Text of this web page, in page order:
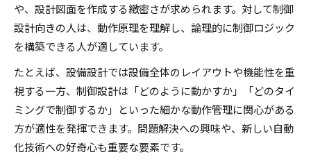
や、設計図面を作成する緻密さが求められます。対して制御
設計向きの人は、動作原理を理解し、論理的に制御ロジック
を構築できる人が適しています。
たとえば、設備設計では設備全体のレイアウトや機能性を重
視する一方、制御設計は「どのように動かすか」「どのタイ
ミングで制御するか」といった細かな動作管理に関心がある
方が適性を発揮できます。問題解決への興味や、新しい自動
化技術への好奇心も重要な要素です。